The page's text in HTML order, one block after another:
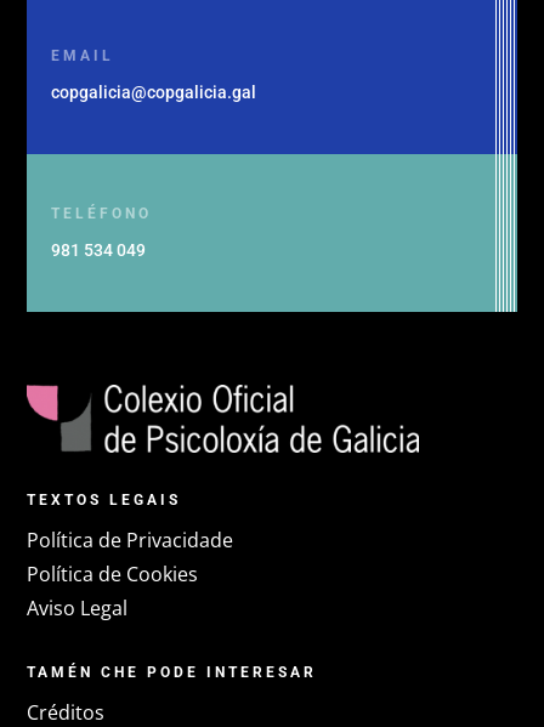
EMAIL
copgalicia@copgalicia.gal
TELÉFONO
981 534 049
TEXTOS LEGAIS
Política de Privacidade
Política de Cookies
Aviso Legal
TAMÉN CHE PODE INTERESAR
Créditos